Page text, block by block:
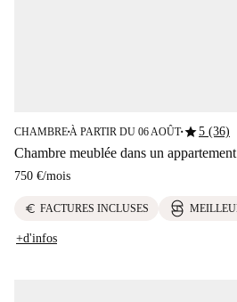
CHAMBRE■À PARTIR DU 06 AOÛT■star5 (36)
Chambre meublée dans un
750 €/mois
euro FACTURES INCLUSES
+d'infos